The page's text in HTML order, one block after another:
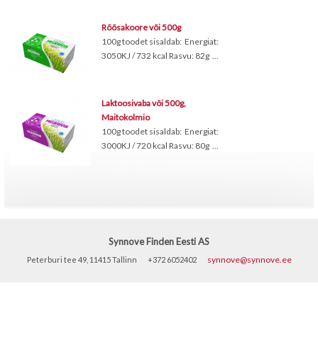
Rõõsakoore või 500g
100g toodet sisaldab: Energiat:
3050KJ / 732 kcal Rasvu: 82g ...
Laktoosivaba või 500g,
Maitokolmio
100g toodet sisaldab: Energiat:
3000KJ / 720 kcal Rasvu: 80g ...
Synnove Finden Eesti AS
Peterburi tee 49, 11415 Tallinn +372 6052402 synnove@synnove.ee